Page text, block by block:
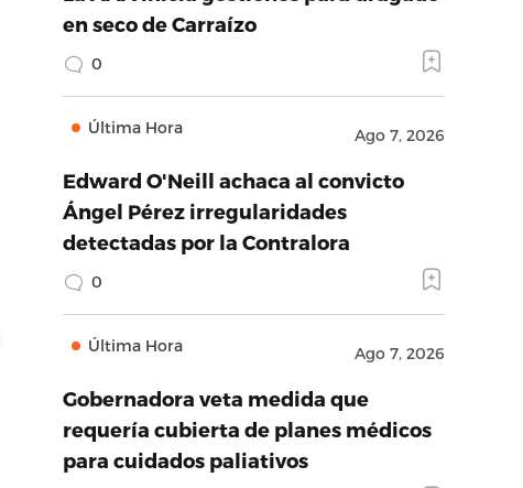
en seco de Carraízo
0
Última Hora Ago 7, 2026
Edward O'Neill achaca al convicto
Ángel Pérez irregularidades
detectadas por la Contralora
0
Última Hora Ago 7, 2026
Gobernadora veta medida que
requería cubierta de planes médicos
para cuidados paliativos